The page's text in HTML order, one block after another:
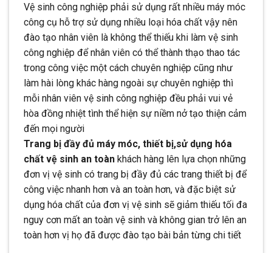
Vệ sinh công nghiệp phải sử dụng rất nhiều máy móc
công cụ hỗ trợ sử dụng nhiều loại hóa chất vậy nên
đào tạo nhân viên là không thể thiếu khi làm vệ sinh
công nghiệp để nhân viên có thể thành thạo thao tác
trong công việc một cách chuyên nghiệp cũng như
làm hài lòng khác hàng ngoài sự chuyên nghiệp thì
mỗi nhân viên vệ sinh công nghiệp đều phải vui vẻ
hòa đồng nhiệt tình thể hiện sự niềm nở tạo thiện cảm
đến mọi người
Trang bị đầy đủ máy móc, thiết bị,sử dụng hóa
chất vệ sinh an toàn khách hàng lên lựa chọn những
đơn vị vệ sinh có trang bị đầy đủ các trang thiết bị để
công việc nhanh hơn và an toàn hơn, và đặc biệt sử
dụng hóa chất của đơn vị vệ sinh sẽ giảm thiếu tối đa
nguy cơn mất an toàn vệ sinh và không gian trở lên an
toàn hơn vị họ đã được đào tạo bài bản từng chi tiết